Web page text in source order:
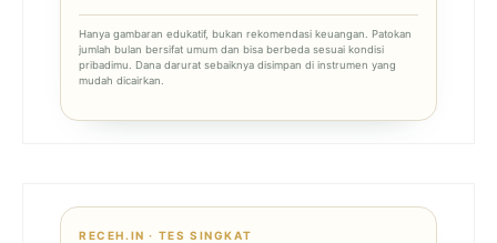
Hanya gambaran edukatif, bukan rekomendasi keuangan. Patokan
jumlah bulan bersifat umum dan bisa berbeda sesuai kondisi
pribadimu. Dana darurat sebaiknya disimpan di instrumen yang
mudah dicairkan.
RECEH.IN · TES SINGKAT